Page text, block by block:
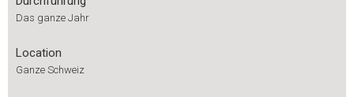
Das ganze Jahr
Location
Ganze Schweiz